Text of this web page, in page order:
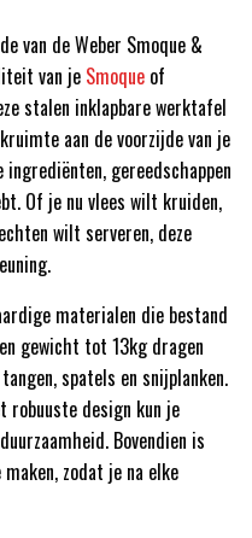
van de Weber Smoque &
van je Smoque of
stalen inklapbare werktafel
aan de voorzijde van je
gereedschappen
Of je nu vlees wilt kruiden,
wilt serveren, deze
materialen die bestand
gewicht tot 13kg dragen
spatels en snijplanken.
robuuste design kun je
Bovendien is
zodat je na elke